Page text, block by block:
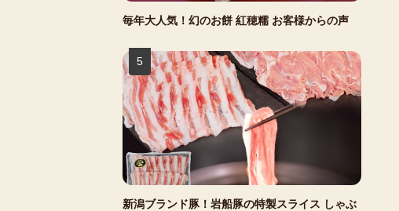
毎年大人気！幻のお餅 紅穂糯 お客様からの声
新潟ブランド豚！岩船豚の特製スライス しゃぶ